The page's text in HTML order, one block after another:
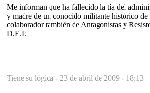
Me informan que ha fallecido la tía del
y madre de un conocido militante histórico de
colaborador también de Antagonistas y
D.E.P.
Tiene su lógica - 23 de abril de 2009 - 18:13